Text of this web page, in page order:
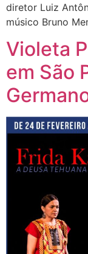
diretor Luiz
músico Bruno
Violeta
em São